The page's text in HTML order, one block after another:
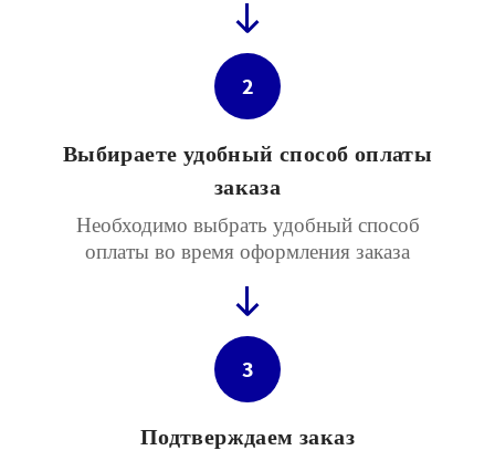
2
Выбираете удобный способ оплаты
заказа
Необходимо выбрать удобный способ
оплаты во время оформления заказа
3
Подтверждаем заказ